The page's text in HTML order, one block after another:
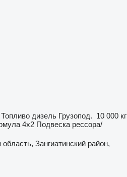
Топливо дизель Грузопод. 10 000 кг
4x2 Подвеска рессора/
Зангиатинский район,